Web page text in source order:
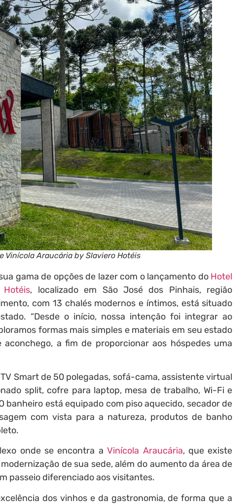
Vinícola Araucária by Slaviero Hotéis
gama de opções de lazer com o lançamento do Hotel
, localizado em São José dos Pinhais, região
com 13 chalés modernos e íntimos, está situado
“Desde o início, nossa intenção foi integrar ao
formas mais simples e materiais em seu estado
a fim de proporcionar aos hóspedes uma
Smart de 50 polegadas, sofá-cama, assistente virtual
split, cofre para laptop, mesa de trabalho, Wi-Fi e
banheiro está equipado com piso aquecido, secador de
com vista para a natureza, produtos de banho
onde se encontra aVinícola Araucária, que existe
de sua sede, além do aumento da área de
passeio diferenciado aos visitantes.
dos vinhos e da gastronomia, de forma que a